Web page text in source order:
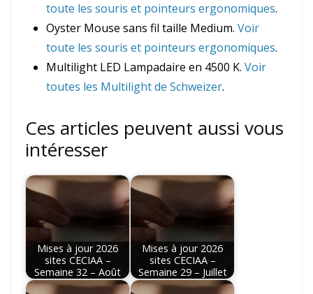
toute les souris et pointeurs ergonomiques.
Oyster Mouse sans fil taille Medium. Voir
toute les souris et pointeurs ergonomiques.
Multilight LED Lampadaire en 4500 K. Voir
toutes les Multilight de Schweizer.
Ces articles peuvent aussi vous
intéresser
Mises à jour 2026
sites CECIAA –
Semaine 32 – Août
Mises à jour 2026
sites CECIAA –
Semaine 29 – Juillet